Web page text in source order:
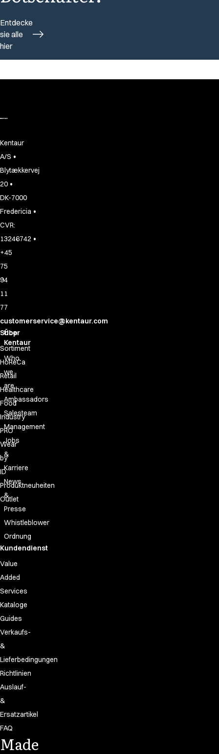
Entdecke
sie alle
hier
Kentaur
A/S •
Blytækkervej
20 •
DK-7000
Fredericia •
CVR:
13246742 •
+45
75
94
11
77
customerservice@kentaur.com
Shop
Sortiment
HoReCa
Retail
Healthcare
Food
Industry
PRO
Wear
by
ID
Produktneuheiten
Outlet
Über
Kentaur
Who
we
are
Ambassadors
Salesteam
Management
Jobs
&
Karriere
News
&
Presse
Whistleblower
Ordnung
Kundendienst
Value
Added
Services
Kataloge
Guides
Verkaufs-
&
Lieferbedingungen
Richtlinien
Auslauf-
&
Ersatzartikel
FAQ
Made